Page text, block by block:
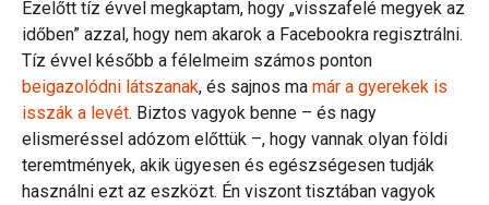
Ezelőtt tíz évvel megkaptam, hogy „visszafelé megyek az
időben” azzal, hogy nem akarok a Facebookra regisztrálni.
Tíz évvel később a félelmeim számos ponton
beigazolódni látszanak, és sajnos ma már a gyerekek is
isszák a levét. Biztos vagyok benne – és nagy
elismeréssel adózom előttük –, hogy vannak olyan földi
teremtmények, akik ügyesen és egészségesen tudják
használni ezt az eszközt. Én viszont tisztában vagyok